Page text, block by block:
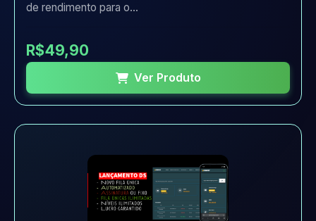
de rendimento para o...
R$49,90
Ver Produto